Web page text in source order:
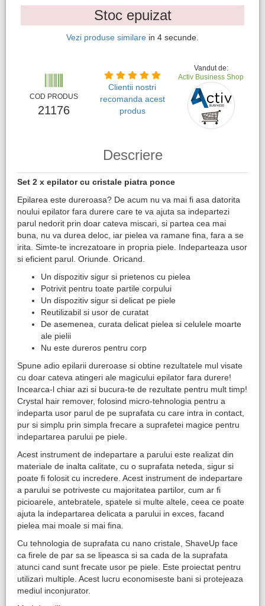
Stoc epuizat
Vezi produse similare in 4 secunde.
COD PRODUS
21176
Clientii nostri
recomanda acest
produs
Vandut de:
Activ Business Shop
Descriere
Set 2 x epilator cu cristale piatra ponce​
Epilarea este dureroasa? De acum nu va mai fi asa datorita
noului epilator fara durere care te va ajuta sa indepartezi
parul nedorit prin doar cateva miscari, si partea cea mai
buna, nu va durea deloc, iar pielea va ramane fina, fara a se
irita. Simte-te increzatoare in propria piele. Indeparteaza usor
si eficient parul. Oriunde. Oricand.
Un dispozitiv sigur si prietenos cu pielea
Potrivit pentru toate partile corpului
Un dispozitiv sigur si delicat pe piele
Reutilizabil si usor de curatat
De asemenea, curata delicat pielea si celulele moarte
ale pielii
Nu este dureros pentru corp
Spune adio epilarii dureroase si obtine rezultatele mul visate
cu doar cateva atingeri ale magicului epilator fara durere!
Incearca-l chiar azi si bucura-te de rezultate pentru mult timp!
Crystal hair remover, folosind micro-tehnologia pentru a
indeparta usor parul de pe suprafata cu care intra in contact,
pur si simplu prin simpla frecare a suprafetei magice pentru
indepartarea parului pe piele.
Acest instrument de indepartare a parului este realizat din
materiale de inalta calitate, cu o suprafata neteda, sigur si
poate fi folosit cu incredere. Acest instrument de indepartare
a parului se potriveste cu majoritatea partilor, cum ar fi
picioarele, antebratele, spatele si multe altele, ceea ce poate
ajuta la indepartarea delicata a parului in exces, facand
pielea mai moale si mai fina.
Cu tehnologia de suprafata cu nano cristale, ShaveUp face
ca firele de par sa se lipeasca si sa cada de la suprafata
atunci cand sunt frecate usor pe piele. Este proiectat pentru
utilizari multiple. Acest lucru economiseste bani si protejeaza
mediul inconjurator.